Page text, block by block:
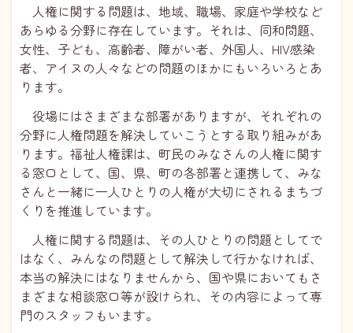
人権に関する問題は、地域、職場、家庭や学校など
あらゆる分野に存在しています。それは、同和問題、
女性、子ども、高齢者、障がい者、外国人、HIV感染
者、アイヌの人々などの問題のほかにもいろいろとあ
ります。
役場にはさまざまな部署がありますが、それぞれの
分野に人権問題を解決していこうとする取り組みがあ
ります。福祉人権課は、町民のみなさんの人権に関す
る窓口として、国、県、町の各部署と連携して、みな
さんと一緒に一人ひとりの人権が大切にされるまちづ
くりを推進しています。
人権に関する問題は、その人ひとりの問題としてで
はなく、みんなの問題として解決して行かなければ、
本当の解決にはなりませんから、国や県においてもさ
まざまな相談窓口等が設けられ、その内容によって専
門のスタッフもいます。